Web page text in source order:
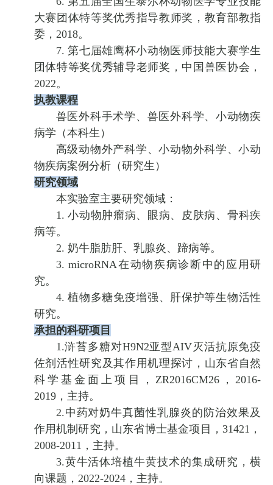
大赛团体特等奖优秀指导教师奖，教育部教指
委，2018。
7. 第七届雄鹰杯小动物医师技能大赛学生
团体特等奖优秀辅导老师奖，中国兽医协会，
2022。
执教课程
兽医外科手术学、兽医外科学、小动物疾
病学（本科生）
高级动物外产科学、小动物外科学、小动
物疾病案例分析（研究生）
研究领域
本实验室主要研究领域：
1. 小动物肿瘤病、眼病、皮肤病、骨科疾
病等。
2. 奶牛脂肪肝、乳腺炎、蹄病等。
3. microRNA在动物疾病诊断中的应用研
究。
4. 植物多糖免疫增强、肝保护等生物活性
研究。
承担的科研项目
1.浒苔多糖对H9N2亚型AIV灭活抗原免疫
佐剂活性研究及其作用机理探讨，山东省自然
科学基金面上项目，ZR2016CM26，2016-
2019，主持。
2.中药对奶牛真菌性乳腺炎的防治效果及
作用机制研究，山东省博士基金项目，31421，
2008-2011，主持。
3.黄牛活体培植牛黄技术的集成研究，横
向课题，2022-2024，主持。